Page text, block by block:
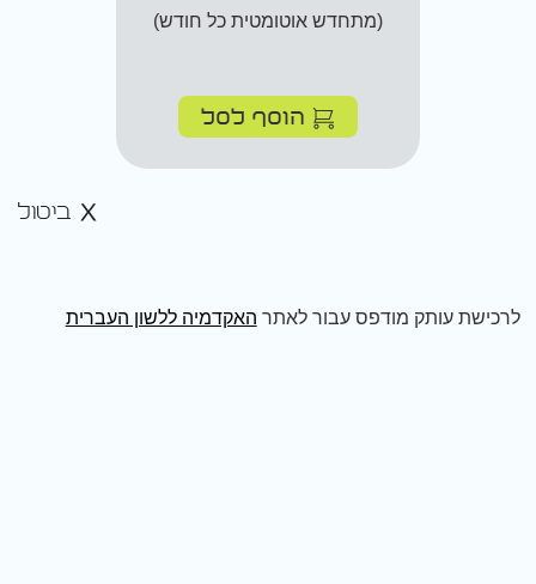
(מתחדש אוטומטית כל חודש)
הוסף לסל
ביטול
לרכישת עותק מודפס עבור לאתר האקדמיה ללשון העברית